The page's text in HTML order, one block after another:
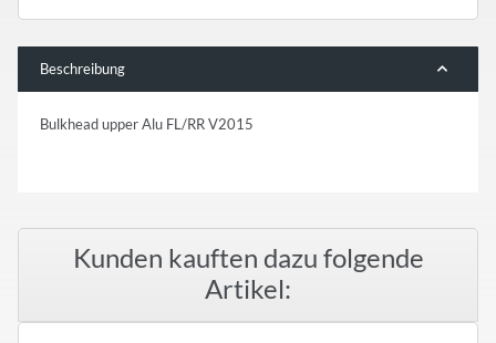
Beschreibung
Bulkhead upper Alu FL/RR V2015
Kunden kauften dazu folgende
Artikel: